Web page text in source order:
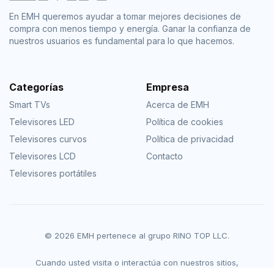
En EMH queremos ayudar a tomar mejores decisiones de
compra con menos tiempo y energía. Ganar la confianza de
nuestros usuarios es fundamental para lo que hacemos.
Categorías
Smart TVs
Televisores LED
Televisores curvos
Televisores LCD
Televisores portátiles
Empresa
Acerca de EMH
Política de cookies
Política de privacidad
Contacto
© 2026 EMH pertenece al grupo RINO TOP LLC.
Cuando usted visita o interactúa con nuestros sitios,